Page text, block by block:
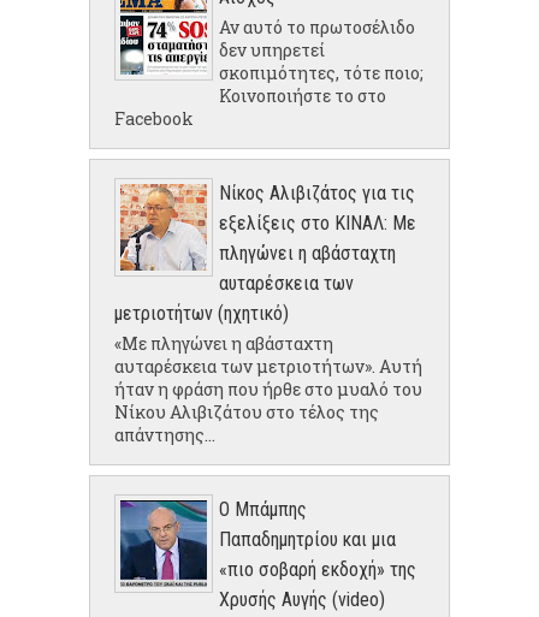
Αν αυτό το πρωτοσέλιδο
δεν υπηρετεί
σκοπιμότητες, τότε ποιο;
Κοινοποιήστε το στο
Facebook
Νίκος Αλιβιζάτος για τις
εξελίξεις στο ΚΙΝΑΛ: Με
πληγώνει η αβάσταχτη
αυταρέσκεια των
μετριοτήτων (ηχητικό)
«Με πληγώνει η αβάσταχτη
αυταρέσκεια των μετριοτήτων». Αυτή
ήταν η φράση που ήρθε στο μυαλό του
Νίκου Αλιβιζάτου στο τέλος της
απάντησης...
Ο Μπάμπης
Παπαδημητρίου και μια
«πιο σοβαρή εκδοχή» της
Χρυσής Αυγής (video)